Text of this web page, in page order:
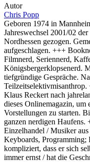
Autor
Chris Popp
Geboren 1974 in
Jahreswechsel 2001/02
Nordhessen gezogen.
aufgeschlagen. +++
Filmnerd, Seriennerd,
Königsbergerklopsenerd.
tiefgründige Gespräche.
Klaus Reckert nach
dieses Onlinemagazin, um
Vorstellungen zu starten.
ganzen nerdigen
Einzelhandel / Musiker
Keyboards, Programming;
kompliziert, dass er sich
immer ernst / hat die